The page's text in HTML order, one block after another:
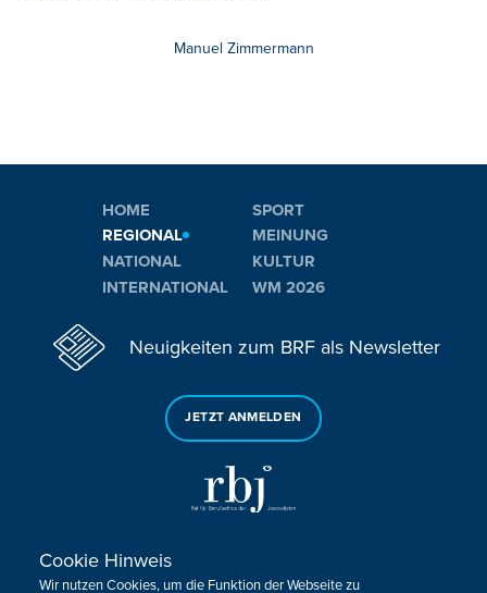
Manuel Zimmermann
HOME
REGIONAL
NATIONAL
INTERNATIONAL
SPORT
MEINUNG
KULTUR
WM 2026
Neuigkeiten zum BRF als Newsletter
JETZT ANMELDEN
Sie haben noch Fragen oder Anmerkungen?
Cookie Hinweis
Wir nutzen Cookies, um die Funktion der Webseite zu